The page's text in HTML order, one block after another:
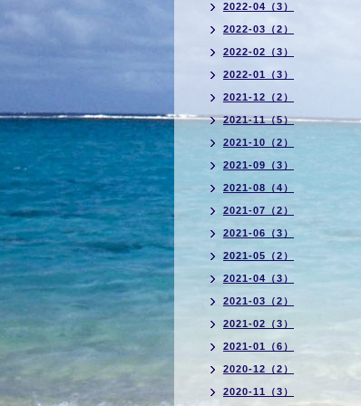
2022-04（3）
2022-03（2）
2022-02（3）
2022-01（3）
2021-12（2）
2021-11（5）
2021-10（2）
2021-09（3）
2021-08（4）
2021-07（2）
2021-06（3）
2021-05（2）
2021-04（3）
2021-03（2）
2021-02（3）
2021-01（6）
2020-12（2）
2020-11（3）